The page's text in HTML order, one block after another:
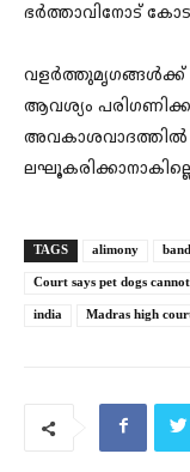
ഭർത്താവിനോട്
വളർത്തുമൃഗങ്ങൾക്ക്
ആവശ്യം
TAGS alimony
Court says pet dogs
india
Madras high